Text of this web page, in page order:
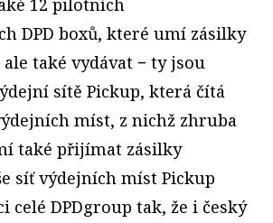
12 pilotních
DPD boxů, které umí zásilky
také vydávat − ty jsou
sítě Pickup, která čítá
míst, z nichž zhruba
také přijímat zásilky
síť výdejních míst Pickup
celé DPDgroup tak, že i český